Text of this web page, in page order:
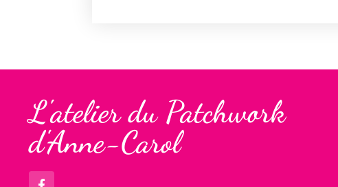
L'atelier du Patchwork
d'Anne-Carol